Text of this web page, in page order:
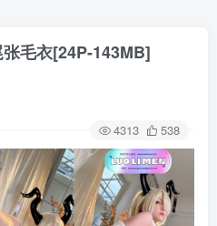
毛衣[24P-143MB]
4313 538